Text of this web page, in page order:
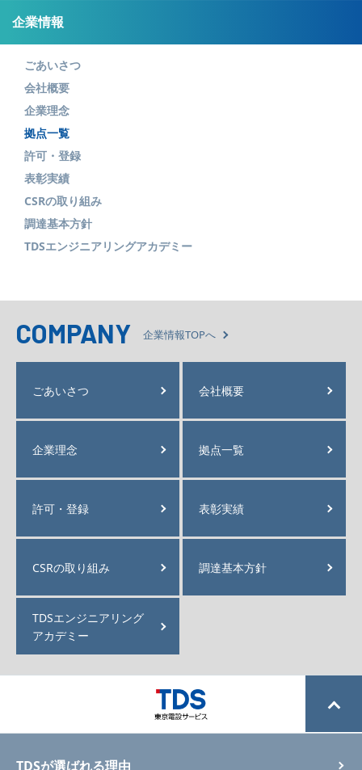
企業情報
ごあいさつ
会社概要
企業理念
拠点一覧
許可・登録
表彰実績
CSRの取り組み
調達基本方針
TDSエンジニアリングアカデミー
COMPANY 企業情報TOPへ
ごあいさつ 会社概要
企業理念 拠点一覧
許可・登録 表彰実績
CSRの取り組み 調達基本方針
TDSエンジニアリング
アカデミー
TDSが選ばれる理由